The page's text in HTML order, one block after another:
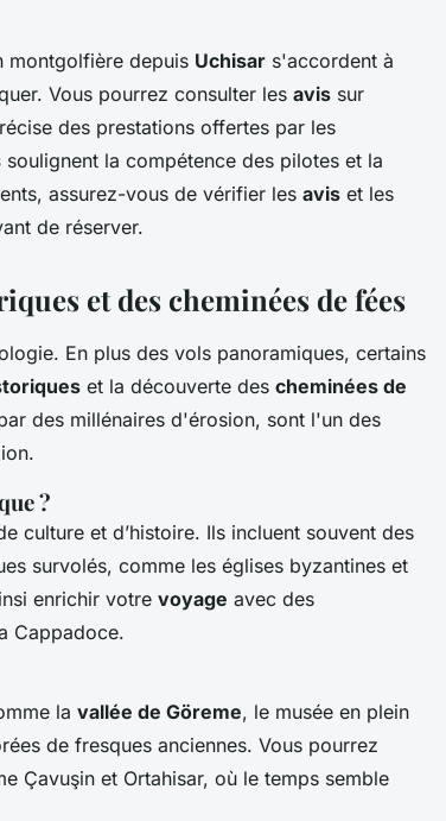
montgolfière depuis Uchisar s'accordent à
Vous pourrez consulter les avis sur
des prestations offertes par les
soulignent la compétence des pilotes et la
assurez-vous de vérifier les avis et les
de réserver.
et des cheminées de fées
En plus des vols panoramiques, certains
et la découverte des cheminées de
des millénaires d'érosion, sont l'un des
?
culture et d’histoire. Ils incluent souvent des
survolés, comme les églises byzantines et
enrichir votre voyage avec des
Cappadoce.
la vallée de Göreme, le musée en plein
de fresques anciennes. Vous pourrez
Çavuşin et Ortahisar, où le temps semble